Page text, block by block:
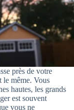
près de votre
le même. Vous
hautes, les grands
est souvent
vous ne